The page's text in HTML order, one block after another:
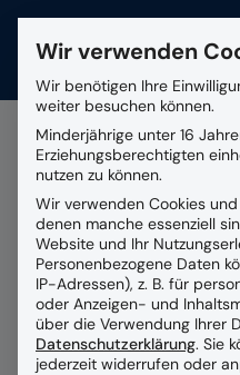
Suchfeld
Alle
Schlagwort
Wir verwenden
Wir benötigen Ihre
weiter besuchen können.
Minderjährige unter 16
Erziehungsberechtigten
nutzen zu können.
Wir verwenden Cookies
denen manche essenziell
Website und Ihr
Personenbezogene Daten
IP-Adressen), z. B. für
oder Anzeigen- und
über die Verwendung Ihrer
Datenschutzerklärung. Sie
jederzeit widerrufen oder